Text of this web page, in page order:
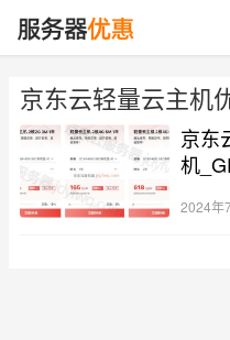
京东云轻量云主机
京东
机
2024年